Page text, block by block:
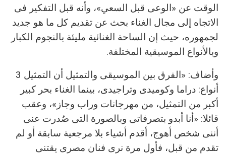
الوقت عن «الوعى قبل السعي»، وأنه قبل التفكير فى
الاتجاه إلى مجال الغناء بحث عن تقديم كل ما هو جديد
لجمهوره، حيث إن الساحة الغنائية مليئة بالنجوم الكبار
وبالأنواع الموسيقية المختلفة.
وأضاف: «الفرق بين الموسيقى والتمثيل أن التمثيل 3
أنواع: دراما وكوميدى وتراجيدى، بينما الغناء بحر كبير
أكبر من التمثيل، من مهرجانات وراب وجاز»، وعقب
قائلا: «أنا أبدو بتصرفاتى وبالصورة التى صُدرت عنى
أننى شخص أهوج، أقدم أشياء بلا مرجعية سابقة أو لم
تقدم من قبل، فأول مرة نرى فنان مصرى يقتنى